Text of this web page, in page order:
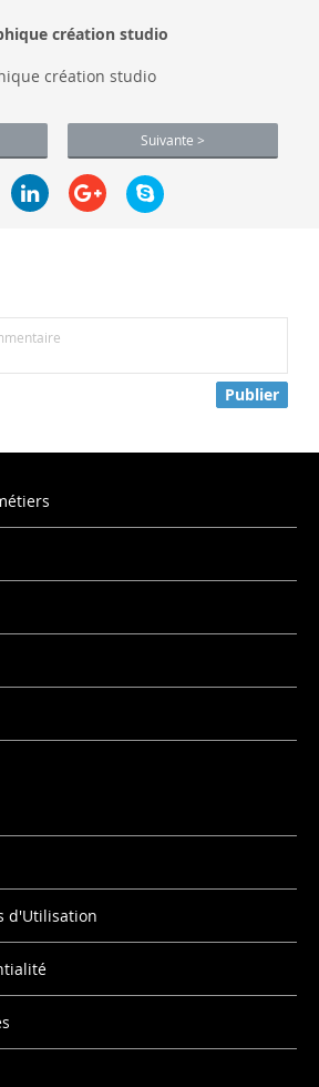
création studio
création studio
Suivante >
Publier
d'Utilisation